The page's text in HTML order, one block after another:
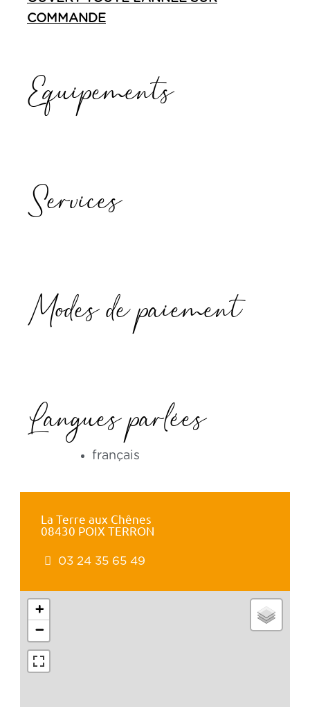
COMMANDE
Equipements
Services
Modes de paiement
Langues parlées
français
La Terre aux Chênes
08430 POIX TERRON
03 24 35 65 49
+
−